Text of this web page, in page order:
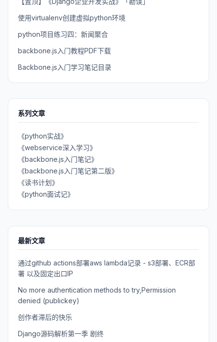
使用virtualenv创建虚拟python环境
python项目练习四：新闻聚合
backbone.js入门教程PDF下载
Backbone.js入门学习笔记目录
系列文章
《python实战》
《webservice深入学习》
《backbone.js入门笔记》
《backbone.js入门笔记第二版》
《读书计划》
《python面试记》
最新文章
通过github actions部署aws lambda记录 - s3部署、ECR部
署 以及固定出口IP
No more authentication methods to try,Permission
denied (publickey)
创作者滞后的快乐
Django源码解析第一季 剧终